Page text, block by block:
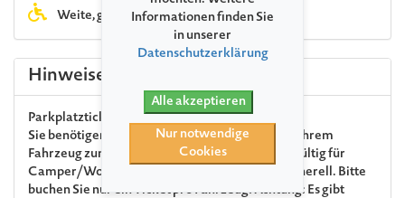
Weite, größtenteils unbefestigte Wege
Hinweise
Parkplatzticket
Sie benötigen ein Parkplatzticket, wenn Sie mit Ihrem
Fahrzeug zum Festival anreisen. Das Ticket ist gültig für
Camper/WoMo und zum Parken Ihres Autos generell. Bitte
buchen Sie nur ein Ticket pro Fahrzeug! Achtung: Es gibt
Informationen finden Sie
in unserer
Datenschutzerklärung
Alle akzeptieren
Nur notwendige
Cookies